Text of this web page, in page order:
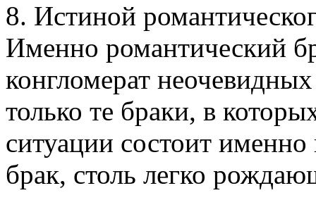
8. Истиной
Именно романтический
конгломерат
только те браки, в
ситуации состоит
брак, столь легко